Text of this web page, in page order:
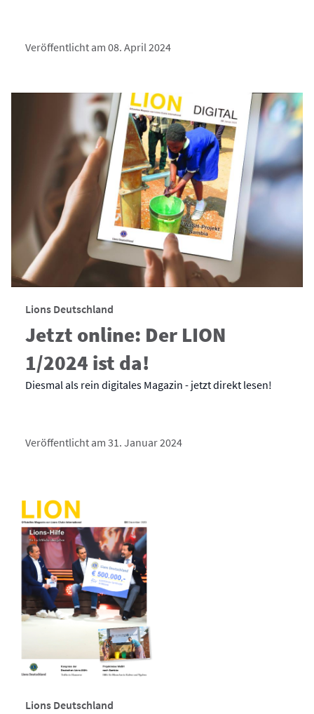
Veröffentlicht am 08. April 2024
Lions Deutschland
Jetzt online: Der LION
1/2024 ist da!
Diesmal als rein digitales Magazin - jetzt direkt lesen!
Veröffentlicht am 31. Januar 2024
Lions Deutschland